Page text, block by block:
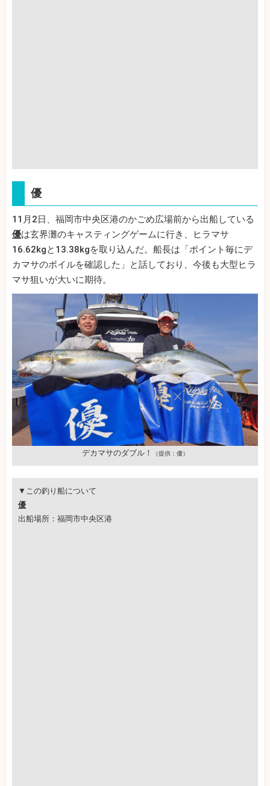
優
11月2日、福岡市中央区港のかごめ広場前から出船している
優は玄界灘のキャスティングゲームに行き、ヒラマサ
16.62kgと13.38kgを取り込んだ。船長は「ポイント毎にデ
カマサのボイルを確認した」と話しており、今後も大型ヒラ
マサ狙いが大いに期待。
デカマサのダブル！ （提供：優）
▼この釣り船について
優
出船場所：福岡市中央区港